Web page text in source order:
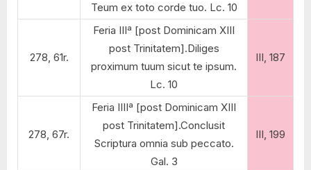
Teum ex toto corde tuo. Lc. 10
278, 61r.
Feria IIIª [post Dominicam XIII
post Trinitatem].Diliges
proximum tuum sicut te ipsum.
Lc. 10
III, 187
278, 67r.
Feria IIIIª [post Dominicam XIII
post Trinitatem].Conclusit
Scriptura omnia sub peccato.
Gal. 3
III, 199